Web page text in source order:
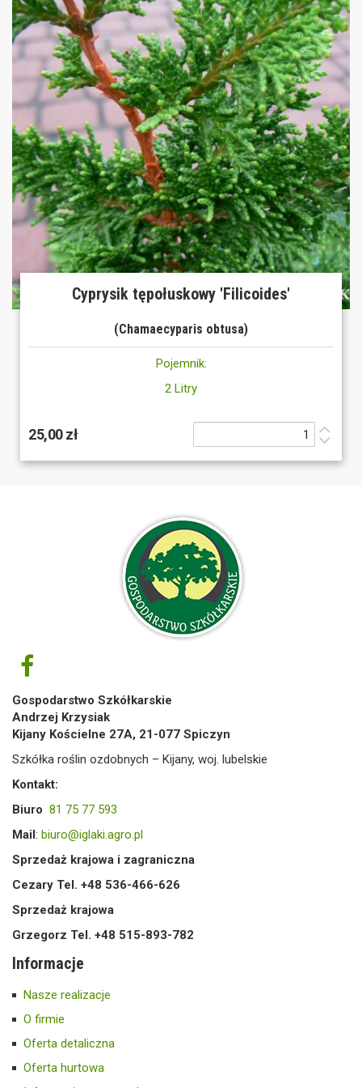
Cyprysik tępołuskowy 'Filicoides'
(Chamaecyparis obtusa)
Pojemnik:
2 Litry
25,00 zł
Gospodarstwo Szkółkarskie
Andrzej Krzysiak
Kijany Kościelne 27A, 21-077 Spiczyn
Szkółka roślin ozdobnych – Kijany, woj. lubelskie
Kontakt:
Biuro 81 75 77 593
Mail : biuro@iglaki.agro.pl
Sprzedaż krajowa i zagraniczna
Cezary Tel. +48 536-466-626
Sprzedaż krajowa
Grzegorz Tel. +48 515-893-782
Informacje
Nasze realizacje
O firmie
Oferta detaliczna
Oferta hurtowa